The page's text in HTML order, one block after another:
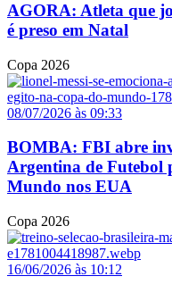
AGORA: Atleta que
é preso em Natal
Copa 2026
08/07/2026 às 09:33
BOMBA: FBI abre
Argentina de Futebol
Mundo nos EUA
Copa 2026
16/06/2026 às 10:12